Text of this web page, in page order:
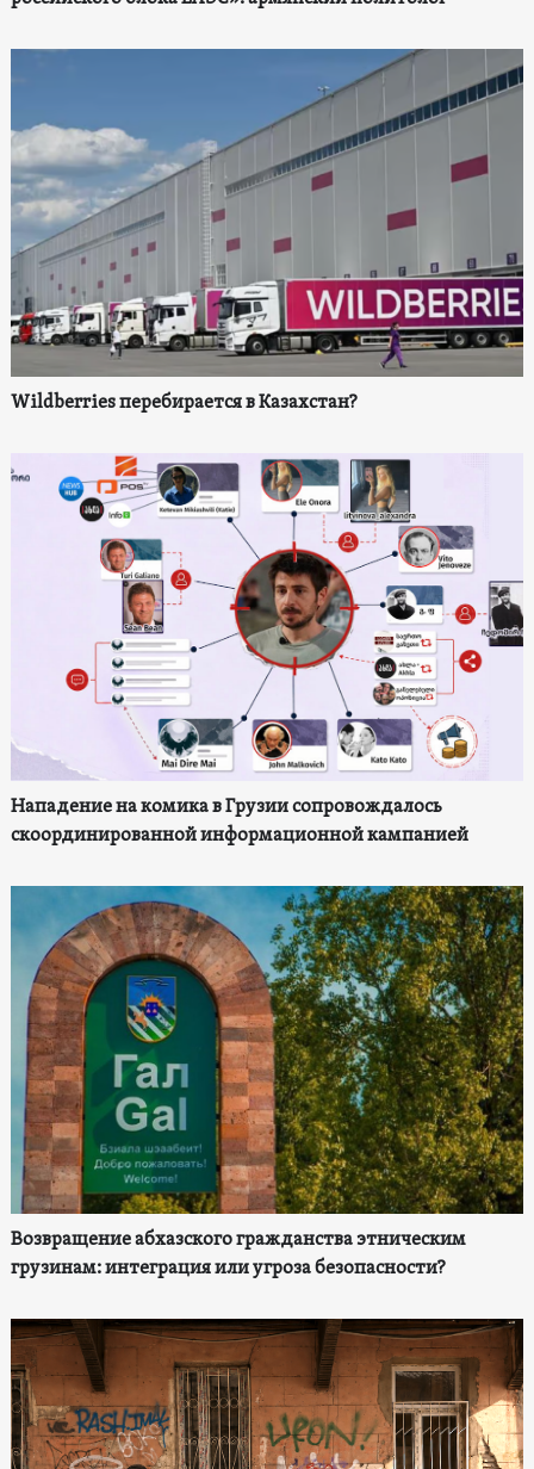
Wildberries перебирается в Казахстан?
Нападение на комика в Грузии сопровождалось
скоординированной информационной кампанией
Возвращение абхазского гражданства этническим
грузинам: интеграция или угроза безопасности?